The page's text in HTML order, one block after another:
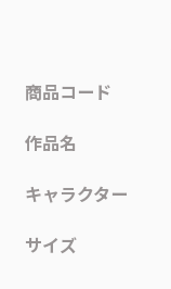
商品コード
作品名
キャラクター
サイズ